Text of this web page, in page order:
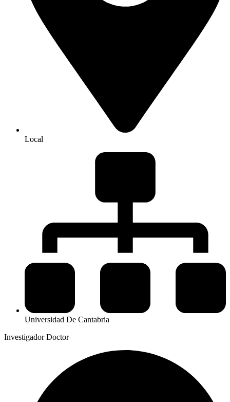
Local
Universidad De Cantabria
Investigador Doctor